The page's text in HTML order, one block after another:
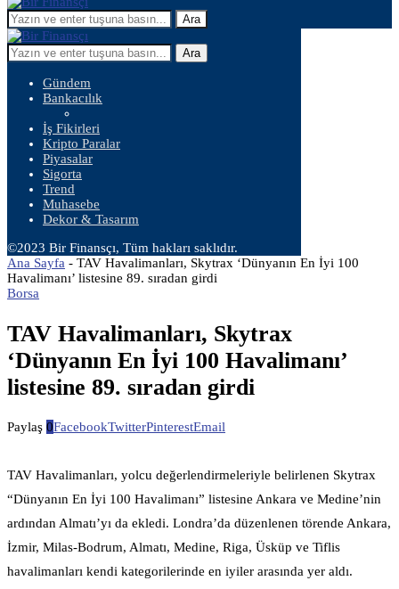
Ara
Ara
Gündem
Bankacılık
İş Fikirleri
Kripto Paralar
Piyasalar
Sigorta
Trend
Muhasebe
Dekor & Tasarım
©2023 Bir Finansçı, Tüm hakları saklıdır.
Ana Sayfa - TAV Havalimanları, Skytrax ‘Dünyanın En İyi 100
Havalimanı’ listesine 89. sıradan girdi
Borsa
TAV Havalimanları, Skytrax
‘Dünyanın En İyi 100 Havalimanı’
listesine 89. sıradan girdi
Paylaş 0FacebookTwitterPinterestEmail
TAV Havalimanları, yolcu değerlendirmeleriyle belirlenen Skytrax
“Dünyanın En İyi 100 Havalimanı” listesine Ankara ve Medine’nin
ardından Almatı’yı da ekledi. Londra’da düzenlenen törende Ankara,
İzmir, Milas-Bodrum, Almatı, Medine, Riga, Üsküp ve Tiflis
havalimanları kendi kategorilerinde en iyiler arasında yer aldı.